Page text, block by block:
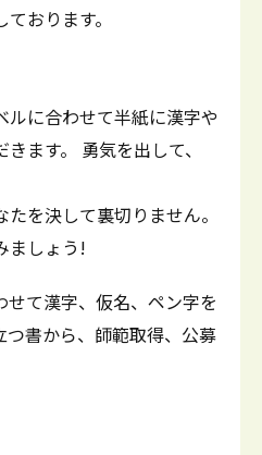
おります。
ルに合わせて半紙に漢字や
ます。 勇気を出して、
を決して裏切りません。
ましょう!
て漢字、仮名、ペン字を
書から、師範取得、公募